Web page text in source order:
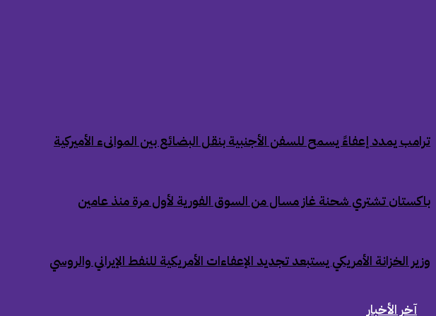
‏ترامب يمدد إعفاءً يسمح للسفن الأجنبية بنقل البضائع بين الموانىء الأميركية
‏باكستان تشتري شحنة غاز مسال من السوق الفورية لأول مرة منذ عامين
‏وزير الخزانة الأمريكي يستبعد تجديد الإعفاءات الأمريكية للنفط الإيراني والروسي
آخر الأخبار